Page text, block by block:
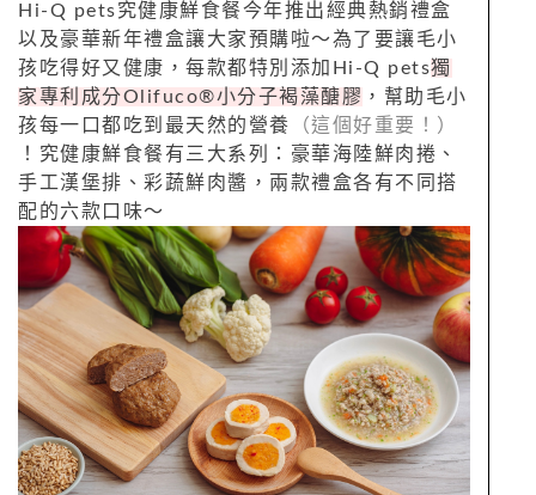
Hi-Q pets究健康鮮食餐今年推出經典熱銷禮盒
以及豪華新年禮盒讓大家預購啦～為了要讓毛小
孩吃得好又健康，每款都特別添加Hi-Q pets獨
家專利成分Olifuco®小分子褐藻醣膠 ，幫助毛小
孩每一口都吃到最天然的營養 （這個好重要！）
！究健康鮮食餐有三大系列：豪華海陸鮮肉捲、
手工漢堡排、彩蔬鮮肉醬，兩款禮盒各有不同搭
配的六款口味～